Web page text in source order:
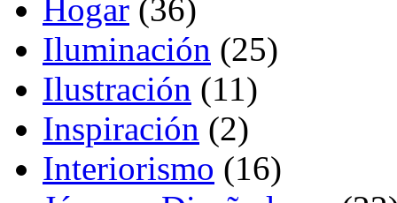
Hogar (36)
Iluminación (25)
Ilustración (11)
Inspiración (2)
Interiorismo (16)